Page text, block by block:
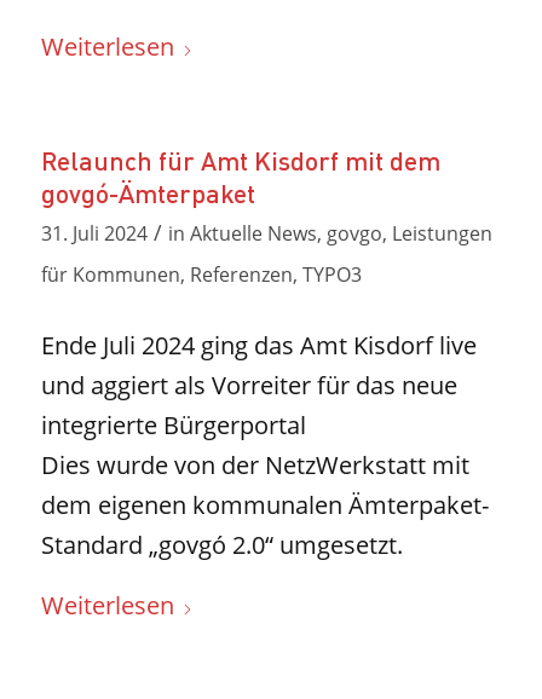
Weiterlesen
Relaunch für Amt Kisdorf mit dem
govgó-Ämterpaket
31. Juli 2024 / in Aktuelle News, govgo, Leistungen
für Kommunen, Referenzen, TYPO3
Ende Juli 2024 ging das Amt Kisdorf live
und aggiert als Vorreiter für das neue
integrierte Bürgerportal
Dies wurde von der NetzWerkstatt mit
dem eigenen kommunalen Ämterpaket-
Standard „govgó 2.0“ umgesetzt.
Weiterlesen